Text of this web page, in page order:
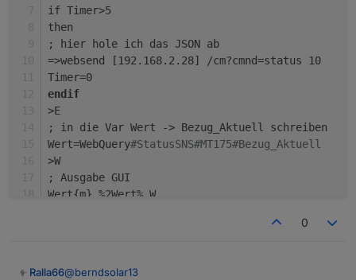
if Timer>5
then
; hier hole ich das JSON ab
=>websend [192.168.2.28] /cm?cmnd=status 10
Timer=0
endif
>E
; in die Var Wert -> Bezug_Aktuell schreiben
Wert=WebQuery#StatusSNS#MT175#Bezug_Aktuell
>W
; Ausgabe GUI
Wert{m} %2Wert% W
0
Ralla66@berndsolar13